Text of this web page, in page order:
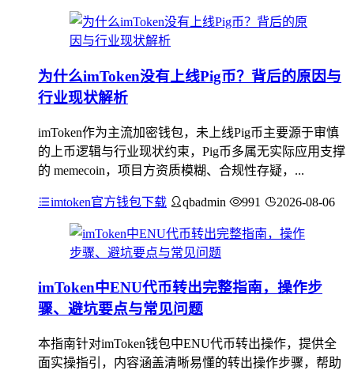
为什么imToken没有上线Pig币？背后的原因与
行业现状解析
imToken作为主流加密钱包，未上线Pig币主要源于审慎
的上币逻辑与行业现状约束，Pig币多属无实际应用支撑
的 memecoin，项目方资质模糊、合规性存疑，...
imtoken官方钱包下载 qbadmin 991 2026-08-06
imToken中ENU代币转出完整指南，操作步
骤、避坑要点与常见问题
本指南针对imToken钱包中ENU代币转出操作，提供全
面实操指引，内容涵盖清晰易懂的转出操作步骤，帮助